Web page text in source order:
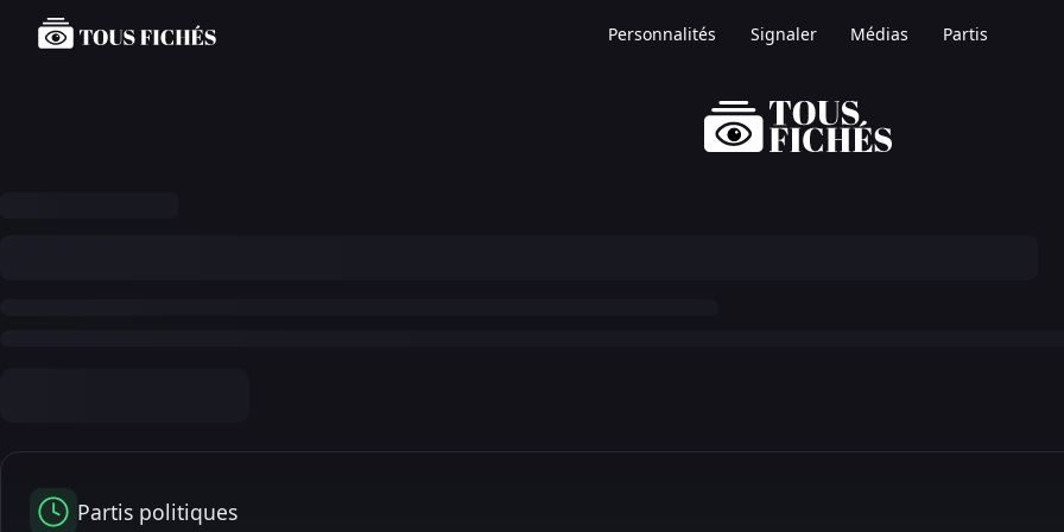
Personnalités Signaler Médias Partis
Partis politiques